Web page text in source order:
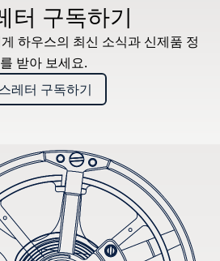
터 구독하기
하우스의 최신 소식과 신제품 정
받아 보세요.
레터 구독하기